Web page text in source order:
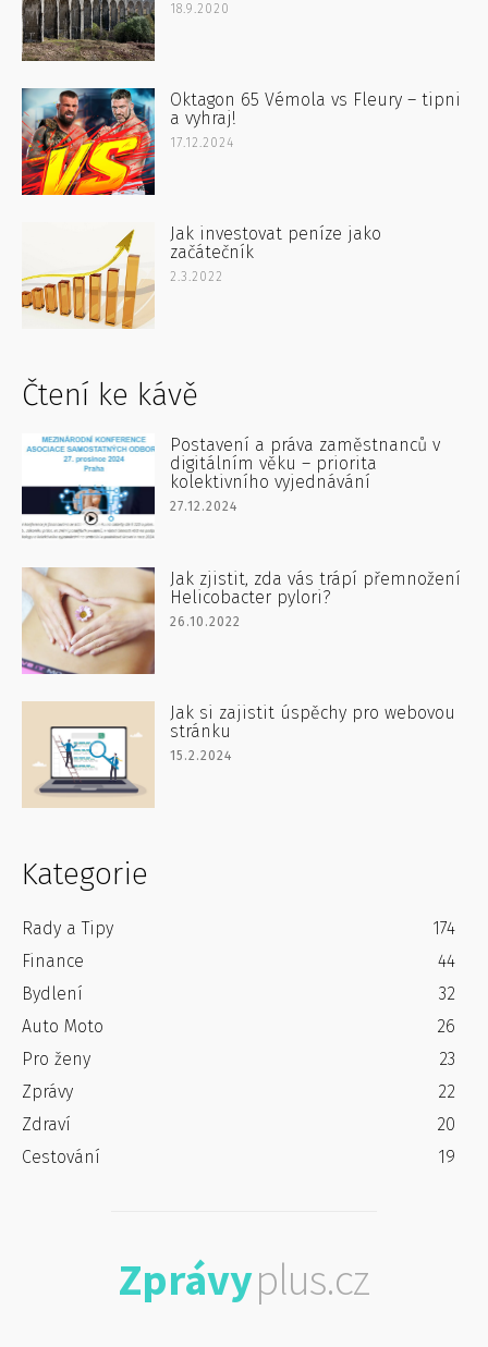
18.9.2020
Oktagon 65 Vémola vs Fleury – tipni
a vyhraj!
17.12.2024
Jak investovat peníze jako
začátečník
2.3.2022
Čtení ke kávě
Postavení a práva zaměstnanců v
digitálním věku – priorita
kolektivního vyjednávání
27.12.2024
Jak zjistit, zda vás trápí přemnožení
Helicobacter pylori?
26.10.2022
Jak si zajistit úspěchy pro webovou
stránku
15.2.2024
Kategorie
Rady a Tipy
174
Finance
44
Bydlení
32
Auto Moto
26
Pro ženy
23
Zprávy
22
Zdraví
20
Cestování
19
Zprávyplus.cz